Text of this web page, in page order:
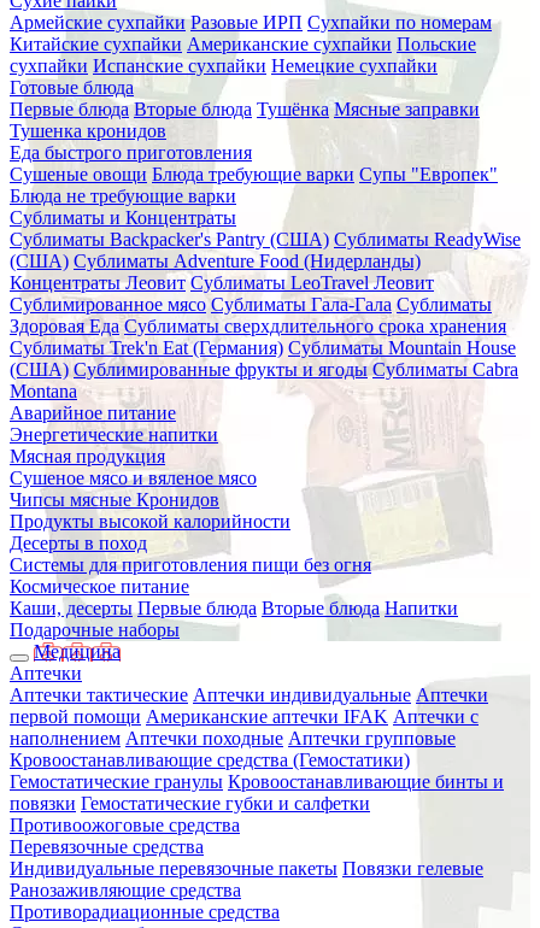
Армейские сухпайки Разовые ИРП Сухпайки по номерам
Китайские сухпайки Американские сухпайки Польские
сухпайки Испанские сухпайки Немецкие сухпайки
Готовые блюда
Первые блюда Вторые блюда Тушёнка Мясные заправки
Тушенка кронидов
Еда быстрого приготовления
Сушеные овощи Блюда требующие варки Супы "Европек"
Блюда не требующие варки
Сублиматы и Концентраты
Сублиматы Backpacker's Pantry (США) Сублиматы ReadyWise
(США) Сублиматы Adventure Food (Нидерланды)
Концентраты Леовит Сублиматы LeoTravel Леовит
Сублимированное мясо Сублиматы Гала-Гала Сублиматы
Здоровая Еда Сублиматы сверхдлительного срока хранения
Сублиматы Trek'n Eat (Германия) Сублиматы Mountain House
(США) Сублимированные фрукты и ягоды Сублиматы Cabra
Montana
Аварийное питание
Энергетические напитки
Мясная продукция
Сушеное мясо и вяленое мясо
Чипсы мясные Кронидов
Продукты высокой калорийности
Десерты в поход
Системы для приготовления пищи без огня
Космическое питание
Каши, десерты Первые блюда Вторые блюда Напитки
Подарочные наборы
Медицина
Аптечки
Аптечки тактические Аптечки индивидуальные Аптечки
первой помощи Американские аптечки IFAK Аптечки с
наполнением Аптечки походные Аптечки групповые
Кровоостанавливающие средства (Гемостатики)
Гемостатические гранулы Кровоостанавливающие бинты и
повязки Гемостатические губки и салфетки
Противоожоговые средства
Перевязочные средства
Индивидуальные перевязочные пакеты Повязки гелевые
Ранозаживляющие средства
Противорадиационные средства